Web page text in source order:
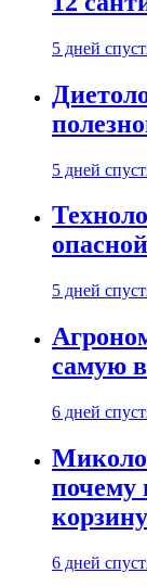
5 дней
5 дней
5 дней
самую
6 дней
почему
корзину
6 дней